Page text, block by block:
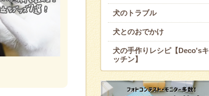
犬のトラブル
犬とのおでかけ
犬の手作りレシピ【Deco'sキ
ッチン】